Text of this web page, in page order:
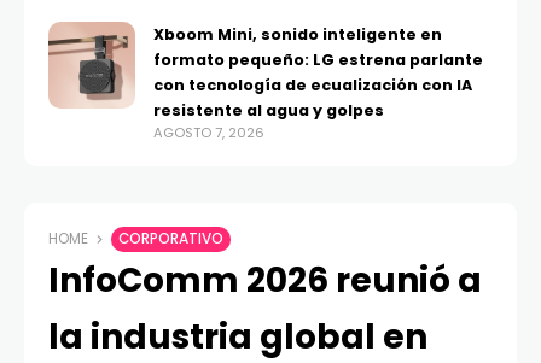
Xboom Mini, sonido inteligente en
formato pequeño: LG estrena parlante
con tecnología de ecualización con IA
resistente al agua y golpes
AGOSTO 7, 2026
HOME CORPORATIVO
InfoComm 2026 reunió a
la industria global en